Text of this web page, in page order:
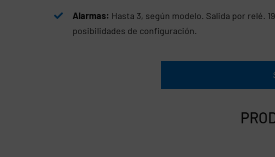
Alarmas: Hasta 3, según modelo. Salida por relé. 19
posibilidades de configuración.